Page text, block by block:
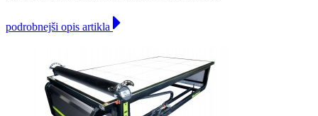
podrobnejši opis artikla